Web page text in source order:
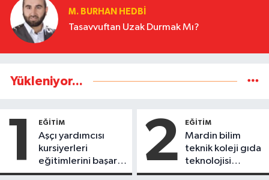
M. BURHAN HEDBİ
Tasavvuftan Uzak Durmak Mı?
Yükleniyor...
1 EĞİTİM
Aşçı yardımcısı
kursiyerleri
eğitimlerini başarı
ile tamamladı
2 EĞİTİM
Mardin bilim
teknik koleji gıda
teknolojisi
öğrencileri